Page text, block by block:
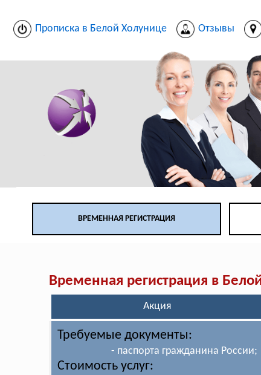
Прописка в Белой Холунице Отзывы
ВРЕМЕННАЯ РЕГИСТРАЦИЯ
Временная регистрация в
Акция
Требуемые документы:
- паспорта гражданина России;
Стоимость услуг: